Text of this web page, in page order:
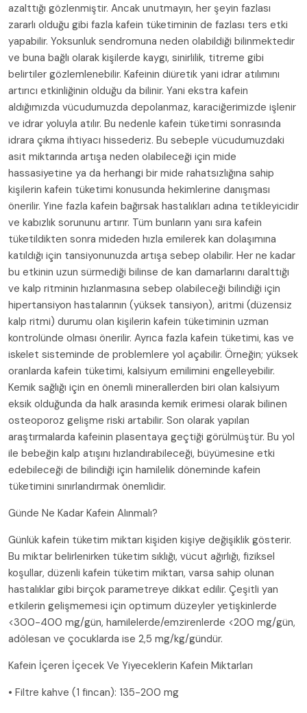
azalttığı gözlenmiştir. Ancak unutmayın, her şeyin fazlası
zararlı olduğu gibi fazla kafein tüketiminin de fazlası ters etki
yapabilir. Yoksunluk sendromuna neden olabildiği bilinmektedir
ve buna bağlı olarak kişilerde kaygı, sinirlilik, titreme gibi
belirtiler gözlemlenebilir. Kafeinin diüretik yani idrar atılımını
artırıcı etkinliğinin olduğu da bilinir. Yani ekstra kafein
aldığımızda vücudumuzda depolanmaz, karaciğerimizde işlenir
ve idrar yoluyla atılır. Bu nedenle kafein tüketimi sonrasında
idrara çıkma ihtiyacı hissederiz. Bu sebeple vücudumuzdaki
asit miktarında artışa neden olabileceği için mide
hassasiyetine ya da herhangi bir mide rahatsızlığına sahip
kişilerin kafein tüketimi konusunda hekimlerine danışması
önerilir. Yine fazla kafein bağırsak hastalıkları adına tetikleyicidir
ve kabızlık sorununu artırır. Tüm bunların yanı sıra kafein
tüketildikten sonra mideden hızla emilerek kan dolaşımına
katıldığı için tansiyonunuzda artışa sebep olabilir. Her ne kadar
bu etkinin uzun sürmediği bilinse de kan damarlarını daralttığı
ve kalp ritminin hızlanmasına sebep olabileceği bilindiği için
hipertansiyon hastalarının (yüksek tansiyon), aritmi (düzensiz
kalp ritmi) durumu olan kişilerin kafein tüketiminin uzman
kontrolünde olması önerilir. Ayrıca fazla kafein tüketimi, kas ve
iskelet sisteminde de problemlere yol açabilir. Örneğin; yüksek
oranlarda kafein tüketimi, kalsiyum emilimini engelleyebilir.
Kemik sağlığı için en önemli minerallerden biri olan kalsiyum
eksik olduğunda da halk arasında kemik erimesi olarak bilinen
osteoporoz gelişme riski artabilir. Son olarak yapılan
araştırmalarda kafeinin plasentaya geçtiği görülmüştür. Bu yol
ile bebeğin kalp atışını hızlandırabileceği, büyümesine etki
edebileceği de bilindiği için hamilelik döneminde kafein
tüketimini sınırlandırmak önemlidir.
Günde Ne Kadar Kafein Alınmalı?
Günlük kafein tüketim miktarı kişiden kişiye değişiklik gösterir.
Bu miktar belirlenirken tüketim sıklığı, vücut ağırlığı, fiziksel
koşullar, düzenli kafein tüketim miktarı, varsa sahip olunan
hastalıklar gibi birçok parametreye dikkat edilir. Çeşitli yan
etkilerin gelişmemesi için optimum düzeyler yetişkinlerde
<300-400 mg/gün, hamilelerde/emzirenlerde <200 mg/gün,
adölesan ve çocuklarda ise 2,5 mg/kg/gündür.
Kafein İçeren İçecek Ve Yiyeceklerin Kafein Miktarları
• Filtre kahve (1 fincan): 135-200 mg